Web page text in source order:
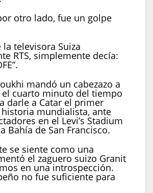
otro lado, fue un golpe
televisora Suiza
RTS, simplemente decía:
mandó un cabezazo a
el cuarto minuto del tiempo
darle a Catar el primer
mundialista, ante
en el Levi’s Stadium
Bahía de San Francisco.
se siente como una
el zaguero suizo Granit
en una introspección.
no fue suficiente para